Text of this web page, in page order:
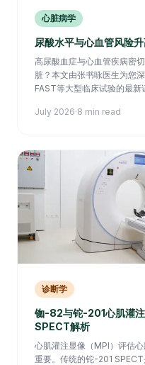
心脏病学
尿酸水平与心血管风险
高尿酸血症与心血管疾病密
脏？本文由张书咏医生为您
FAST等大型临床试验的最
July 2026·8 min read
诊断学
铷-82与铊-201心肌灌
SPECT解析
心肌灌注显像（MPI）评估
重要。传统的铊-201